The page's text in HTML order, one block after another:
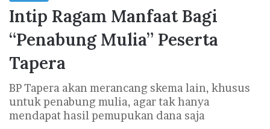
Intip Ragam Manfaat Bagi
“Penabung Mulia” Peserta
Tapera
BP Tapera akan merancang skema lain, khusus
untuk penabung mulia, agar tak hanya
mendapat hasil pemupukan dana saja